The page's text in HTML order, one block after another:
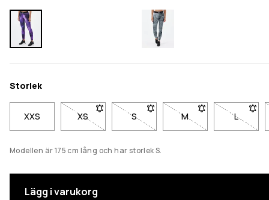
Storlek
XXS XS- Storlek XS är inte tillgänglig. Klicka för att bli
S- Storlek S är inte tillgänglig.
M- Storlek M är inte
L-
Modellen är 175 cm lång och har storlek S.
Lägg i varukorg